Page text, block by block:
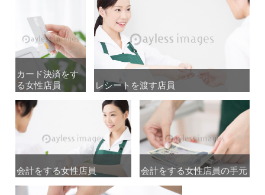
カード決済をす
る女性店員
カード決済をす
る女性店員
レシートを渡す店員
レシートを渡す店員
会計をする女性店員
会計をする女性店員 会計をする女性店員の手元
会計をする女性店員の手元